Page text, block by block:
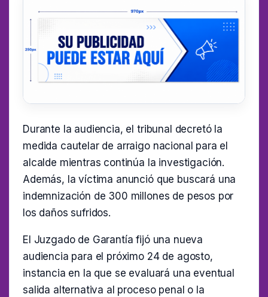
Durante la audiencia, el tribunal decretó la
medida cautelar de arraigo nacional para el
alcalde mientras continúa la investigación.
Además, la víctima anunció que buscará una
indemnización de 300 millones de pesos por
los daños sufridos.
El Juzgado de Garantía fijó una nueva
audiencia para el próximo 24 de agosto,
instancia en la que se evaluará una eventual
salida alternativa al proceso penal o la